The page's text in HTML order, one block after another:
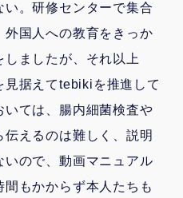
い。研修センターで集合
国人への教育をきっか
ましたが、それ以上
見据えてtebikiを推進して
ては、腸内細菌検査や
えるのは難しく、説明
ので、動画マニュアル
もかからず本人たちも